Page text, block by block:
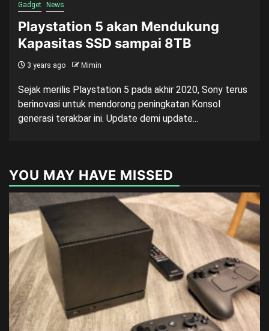
Gadget News
Playstation 5 akan Mendukung
Kapasitas SSD sampai 8TB
3 years ago Mimin
Sejak merilis Playstation 5 pada akhir 2020, Sony terus
berinovasi untuk mendorong peningkatan Konsol
generasi terakbar ini. Update demi update...
YOU MAY HAVE MISSED